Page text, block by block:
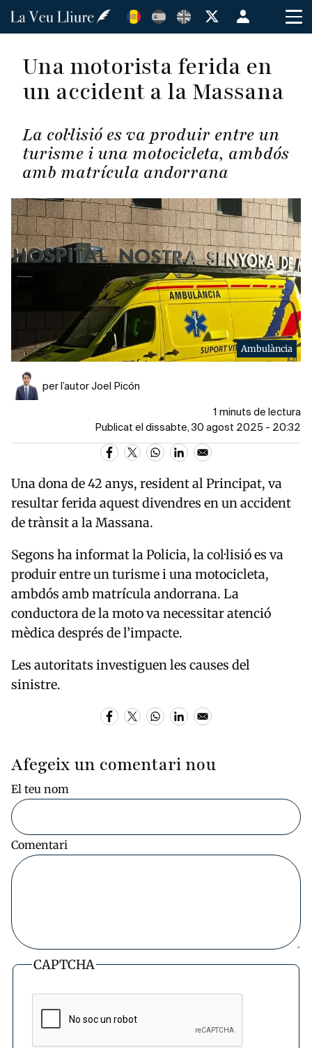
Vés
Menú
de
de
usuario
Una motorista ferida en
un accident a la Massana
La col·lisió es va produir entre un
turisme i una motocicleta, ambdós
amb matrícula andorrana
Ambulància
per l’autor Joel Picón
1 minuts de lectura
Publicat el dissabte, 30 agost 2025 - 20:32
Una dona de 42 anys, resident al Principat, va
resultar ferida aquest divendres en un accident
de trànsit a la Massana.
Segons ha informat la Policia, la col·lisió es va
produir entre un turisme i una motocicleta,
ambdós amb matrícula andorrana. La
conductora de la moto va necessitar atenció
mèdica després de l’impacte.
Les autoritats investiguen les causes del
sinistre.
Afegeix un comentari nou
El teu nom
Comentari
CAPTCHA